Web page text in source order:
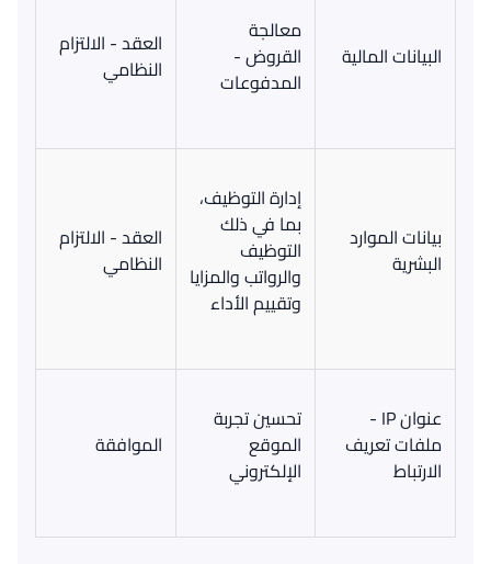
البيانات المالية
معالجة
القروض-
المدفوعات
العقد- الالتزام
النظامي
بيانات الموارد
البشرية
إدارة التوظيف،
بما في ذلك
التوظيف
والرواتب والمزايا
وتقييم الأداء
العقد- الالتزام
النظامي
عنوان
ملفات تعريف
الارتباط
تحسين تجربة
الموقع
الإلكتروني
الموافقة